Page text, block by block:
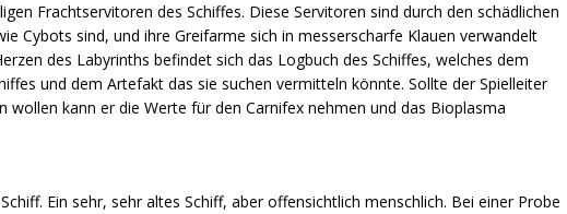
Frachtservitoren des Schiffes. Diese Servitoren sind durch den schädlichen
Cybots sind, und ihre Greifarme sich in messerscharfe Klauen verwandelt
des Labyrinths befindet sich das Logbuch des Schiffes, welches dem
und dem Artefakt das sie suchen vermitteln könnte. Sollte der Spielleiter
kann er die Werte für den Carnifex nehmen und das Bioplasma
Ein sehr, sehr altes Schiff, aber offensichtlich menschlich. Bei einer Probe